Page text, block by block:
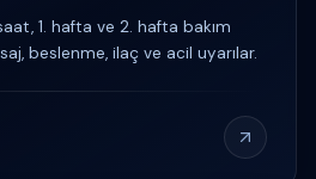
1. hafta ve 2. hafta bakım
beslenme, ilaç ve acil uyarılar.